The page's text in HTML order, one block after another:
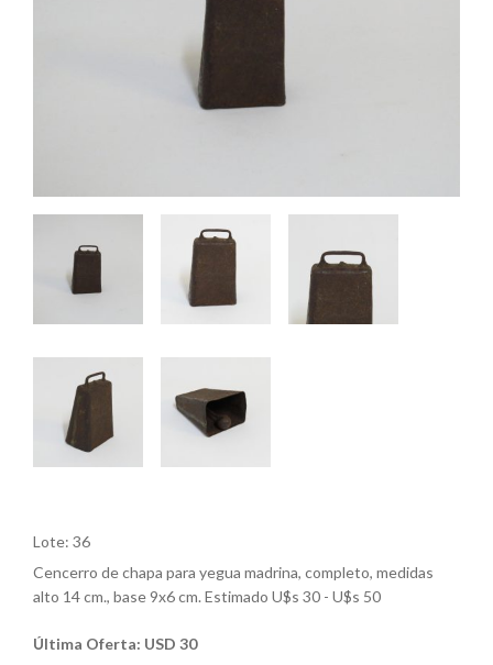
Lote: 36
Cencerro de chapa para yegua madrina, completo, medidas
alto 14 cm., base 9x6 cm. Estimado U$s 30 - U$s 50
Última Oferta: USD 30